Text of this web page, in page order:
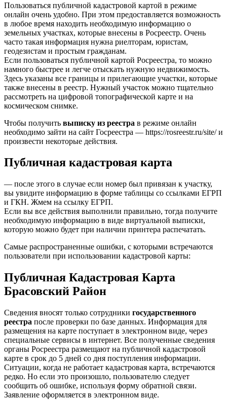
Пользоваться публичной кадастровой картой в режиме
онлайн очень удобно. При этом предоставляется возможность
в любое время находить необходимую информацию о
земельных участках, которые внесены в Росреестр. Очень
часто такая информация нужна риелторам, юристам,
геодезистам и простым гражданам.
Если пользоваться публичной картой Росреестра, то можно
намного быстрее и легче отыскать нужную недвижимость.
Здесь указаны все границы и прилегающие участки, которые
также внесены в реестр. Нужный участок можно тщательно
рассмотреть на цифровой топографической карте и на
космическом снимке.
Чтобы получить выписку из реестра в режиме онлайн
необходимо зайти на сайт Госреестра — https://rosreestr.ru/site/ и
произвести некоторые действия.
Публичная кадастровая карта
— после этого в случае если номер был привязан к участку,
вы увидите информацию в форме таблицы со ссылками ЕГРП
и ГКН. Жмем на ссылку ЕГРП.
Если вы все действия выполнили правильно, тогда получите
необходимую информацию в виде виртуальной выписки,
которую можно будет при наличии принтера распечатать.
Самые распространенные ошибки, с которыми встречаются
пользователи при использовании кадастровой карты:
Публичная Кадастровая Карта
Брасовский Район
Сведения вносят только сотрудники государственного
реестра после проверки по базе данных. Информация для
размещения на карте поступает в электронном виде, через
специальные сервисы в интернет. Все полученные сведения
органы Росреестра размещают на публичной кадастровой
карте в срок до 5 дней со дня поступления информации.
Ситуации, когда не работает кадастровая карта, встречаются
редко. Но если это произошло, пользователю следует
сообщить об ошибке, используя форму обратной связи.
Заявление оформляется в электронном виде.